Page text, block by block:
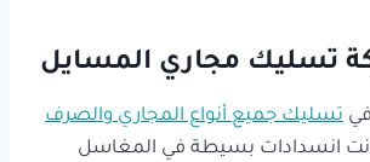
تسليك مجاري المسايل
تسليك جميع أنواع المجاري والصرف
انسدادات بسيطة في المغاسل